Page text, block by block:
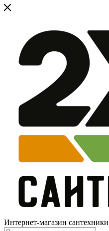
Интернет-магазин сантехники